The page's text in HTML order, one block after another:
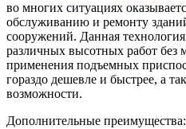
во многих ситуациях
обслуживанию и ремонту
сооружений. Данная
различных высотных работ без
применения подъемных
гораздо дешевле и быстрее, а
возможности.
Дополнительные преимущества: